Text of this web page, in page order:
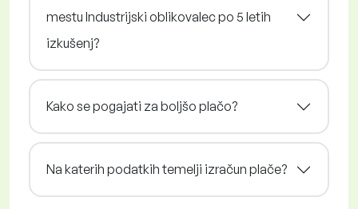
mestu Industrijski oblikovalec po 5 letih
izkušenj?
Kako se pogajati za boljšo plačo?
Na katerih podatkih temelji izračun plače?